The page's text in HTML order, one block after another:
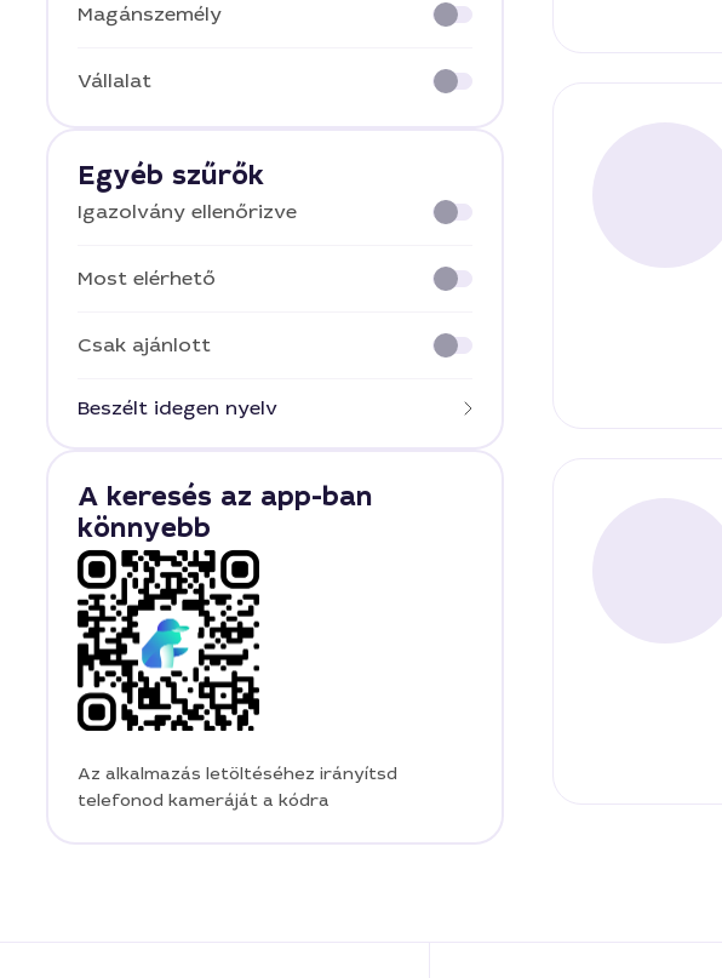
Magánszemély
Vállalat
Egyéb szűrők
Igazolvány ellenőrizve
Most elérhető
Csak ajánlott
Beszélt idegen nyelv
A keresés az app-ban
könnyebb
Az alkalmazás letöltéséhez irányítsd
telefonod kameráját a kódra